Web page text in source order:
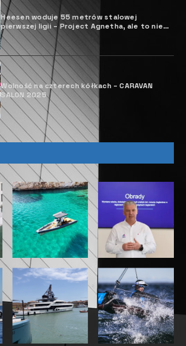
Heesen woduje 55 metrów stalowej
pierwszej ligii – Project Agnetha, ale to nie
koniec zabawy
Wolność na czterech kółkach – CARAVAN
SALON 2025